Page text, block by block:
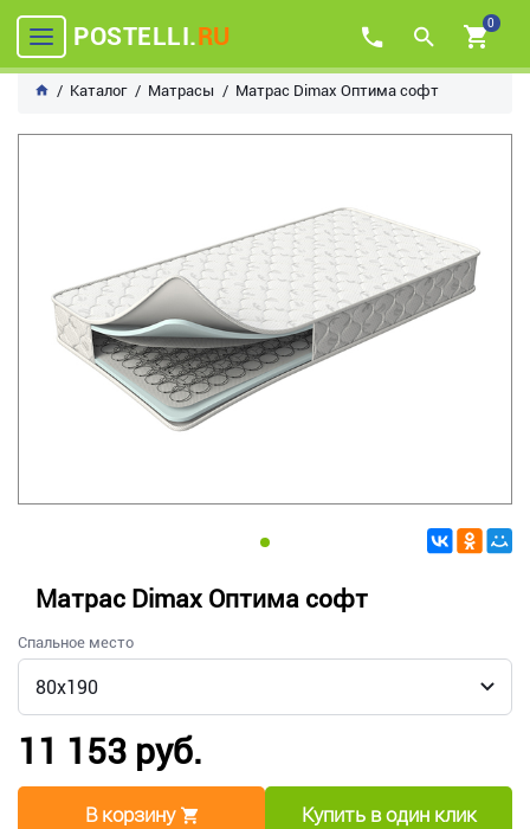
POSTELLI.RU 0
Каталог Матрасы Матрас Dimax Оптима софт
Матрас Dimax Оптима софт
Спальное место
11 153 руб.
В корзину Купить в один клик